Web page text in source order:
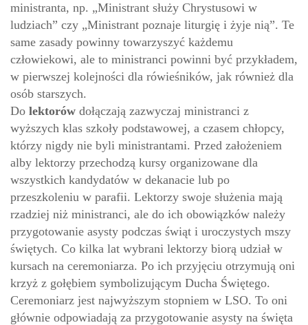
ministranta, np. „Ministrant służy Chrystusowi w
ludziach” czy „Ministrant poznaje liturgię i żyje nią”. Te
same zasady powinny towarzyszyć każdemu
człowiekowi, ale to ministranci powinni być przykładem,
w pierwszej kolejności dla rówieśników, jak również dla
osób starszych.
Do lektorów dołączają zazwyczaj ministranci z
wyższych klas szkoły podstawowej, a czasem chłopcy,
którzy nigdy nie byli ministrantami. Przed założeniem
alby lektorzy przechodzą kursy organizowane dla
wszystkich kandydatów w dekanacie lub po
przeszkoleniu w parafii. Lektorzy swoje służenia mają
rzadziej niż ministranci, ale do ich obowiązków należy
przygotowanie asysty podczas świąt i uroczystych mszy
świętych. Co kilka lat wybrani lektorzy biorą udział w
kursach na ceremoniarza. Po ich przyjęciu otrzymują oni
krzyż z gołębiem symbolizującym Ducha Świętego.
Ceremoniarz jest najwyższym stopniem w LSO. To oni
głównie odpowiadają za przygotowanie asysty na święta